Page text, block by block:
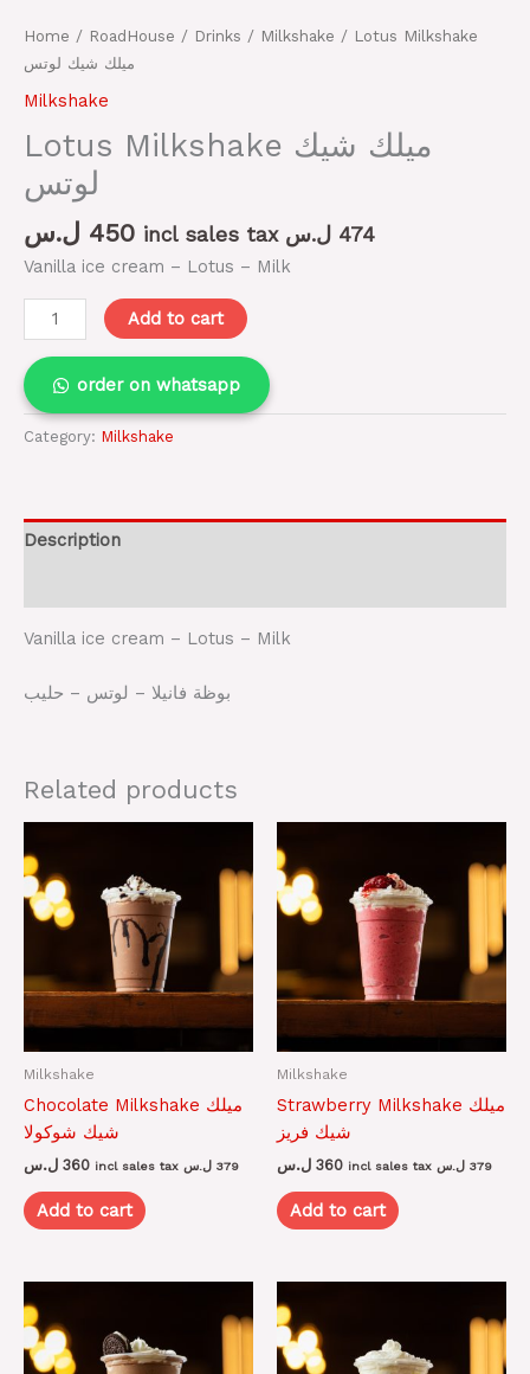
Home / RoadHouse / Drinks / Milkshake / Lotus Milkshake
ميلك شيك لوتس
Milkshake
Lotus Milkshake ميلك شيك
لوتس
450 ل.س incl sales tax 474 ل.س
Vanilla ice cream – Lotus – Milk
Add to cart
order on whatsapp
Category: Milkshake
Description
Vanilla ice cream – Lotus – Milk
بوظة فانيلا – لوتس – حليب
Related products
Milkshake
Chocolate Milkshake ميلك
شيك شوكولا
360 ل.س incl sales tax 379 ل.س
Add to cart
Milkshake
Strawberry Milkshake ميلك
شيك فريز
360 ل.س incl sales tax 379 ل.س
Add to cart